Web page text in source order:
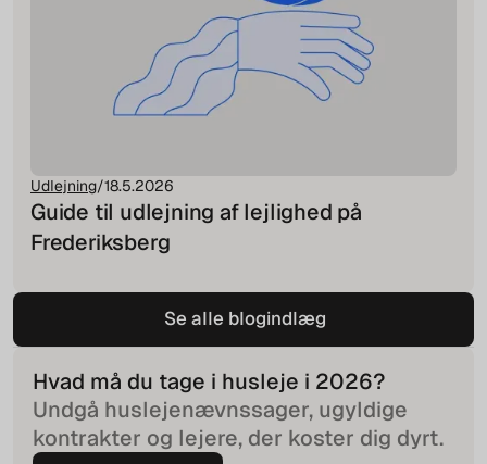
Udlejning/18.5.2026
Guide til udlejning af lejlighed på
Frederiksberg
Se alle blogindlæg
Se alle blogindlæg
Hvad må du tage i husleje i 2026?
Undgå huslejenævnssager, ugyldige
kontrakter og lejere, der koster dig dyrt.